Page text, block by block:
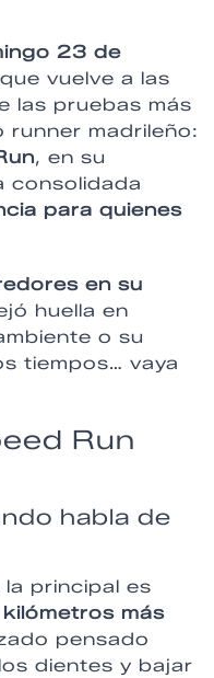
23 de
vuelve a las
las pruebas más
runner madrileño:
, en su
consolidada
para quienes
en su
huella en
o su
tiempos… vaya
Run
habla de
principal es
más
pensado
dientes y bajar